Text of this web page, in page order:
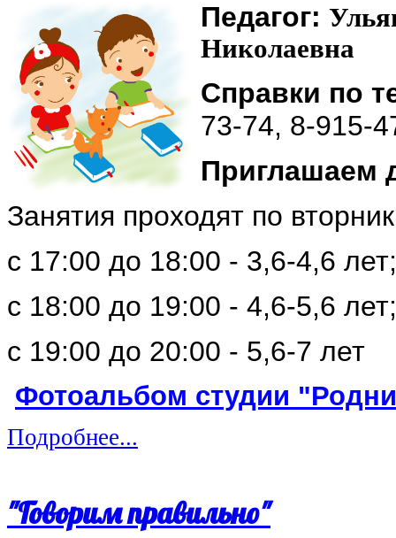
Педагог:
Николаевна
Справки по
73-74, 8-915-
Приглашаем
Занятия проходят по
с 17:00 до 18:00 - 3,6-4,6 лет;
с 18:00 до 19:00 - 4,6-5,6 лет;
с 19:00 до 20:00 - 5,6-7 лет
Фотоальбом студии
Подробнее...
"Говорим правильно"